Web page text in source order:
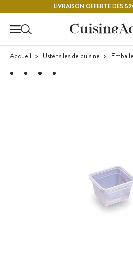
LIVRAISON OFFERTE DÈS
Accueil Ustensiles de cuisine